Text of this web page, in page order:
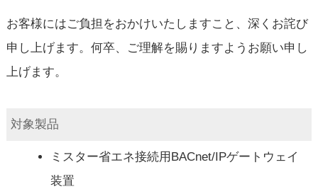
お客様にはご負担をおかけいたしますこと、深くお詫び
申し上げます。何卒、ご理解を賜りますようお願い申し
上げます。
対象製品
ミスター省エネ接続用BACnet/IPゲートウェイ
装置